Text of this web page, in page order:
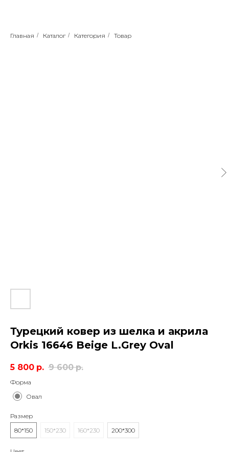
Главная / Каталог / Категория / Товар
Турецкий ковер из шелка и акрила
Orkis 16646 Beige L.Grey Oval
5 800 р. 9 600 р.
Форма
Овал
Размер
80*150
150*230 160*230 200*300